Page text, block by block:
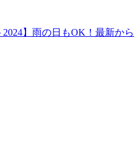
2024】雨の日もOK！最新から